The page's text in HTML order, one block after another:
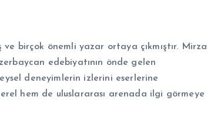
birçok önemli yazar ortaya çıkmıştır. Mirza
edebiyatının önde gelen
deneyimlerin izlerini eserlerine
hem de uluslararası arenada ilgi görmeye